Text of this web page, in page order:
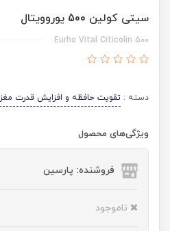
سیتی کولین 500 یوروویتال
Eurho Vital Citicolin 500
دسته : تقویت حافظه و افزایش قدرت مغز
ویژگی‌های محصول
فروشنده: پارسین
ناموجود